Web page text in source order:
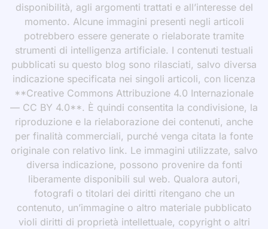
disponibilità, agli argomenti trattati e all’interesse del
momento. Alcune immagini presenti negli articoli
potrebbero essere generate o rielaborate tramite
strumenti di intelligenza artificiale. I contenuti testuali
pubblicati su questo blog sono rilasciati, salvo diversa
indicazione specificata nei singoli articoli, con licenza
**Creative Commons Attribuzione 4.0 Internazionale
— CC BY 4.0**. È quindi consentita la condivisione, la
riproduzione e la rielaborazione dei contenuti, anche
per finalità commerciali, purché venga citata la fonte
originale con relativo link. Le immagini utilizzate, salvo
diversa indicazione, possono provenire da fonti
liberamente disponibili sul web. Qualora autori,
fotografi o titolari dei diritti ritengano che un
contenuto, un’immagine o altro materiale pubblicato
violi diritti di proprietà intellettuale, copyright o altri